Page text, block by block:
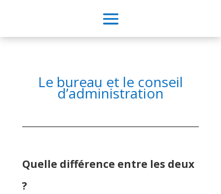
Le bureau et le conseil
d’administration
Quelle différence entre les deux
?